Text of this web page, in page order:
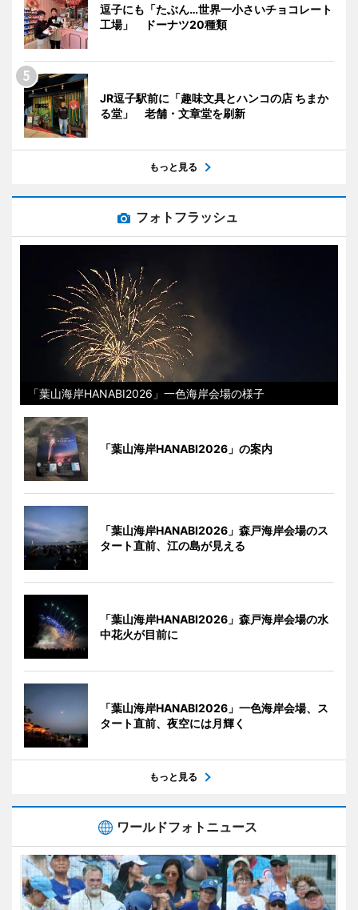
逗子にも「たぶん…世界一小さいチョコレート
工場」 ドーナツ20種類
JR逗子駅前に「趣味文具とハンコの店 ちまか
る堂」 老舗・文章堂を刷新
もっと見る
フォトフラッシュ
「葉山海岸HANABI2026」一色海岸会場の様子
「葉山海岸HANABI2026」の案内
「葉山海岸HANABI2026」森戸海岸会場のス
タート直前、江の島が見える
「葉山海岸HANABI2026」森戸海岸会場の水
中花火が目前に
「葉山海岸HANABI2026」一色海岸会場、ス
タート直前、夜空には月輝く
もっと見る
ワールドフォトニュース